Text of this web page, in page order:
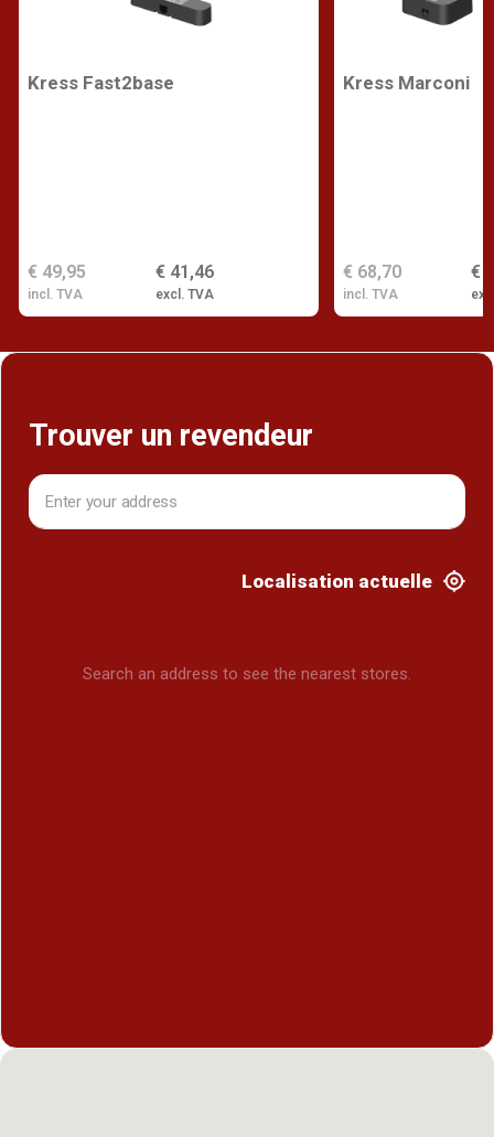
Kress Fast2base
€ 41,46
excl. TVA
€ 49,95
incl. TVA
Kress Marconi
€
€ 68,70
incl. TVA
Trouver un revendeur
Localisation actuelle
Search an address to see the nearest stores.